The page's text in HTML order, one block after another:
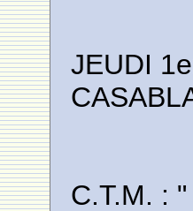
JEUDI
C.T.M. :